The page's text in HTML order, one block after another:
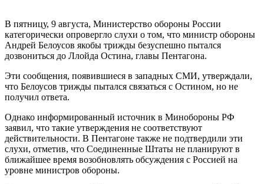
В пятницу, 9 августа, Министерство обороны России
категорически опровергло слухи о том, что министр обороны
Андрей Белоусов якобы трижды безуспешно пытался
дозвониться до Ллойда Остина, главы Пентагона.
Эти сообщения, появившиеся в западных СМИ, утверждали,
что Белоусов трижды пытался связаться с Остином, но не
получил ответа.
Однако информированный источник в Минобороны РФ
заявил, что такие утверждения не соответствуют
действительности. В Пентагоне также не подтвердили эти
слухи, отметив, что Соединенные Штаты не планируют в
ближайшее время возобновлять обсуждения с Россией на
уровне министров обороны.